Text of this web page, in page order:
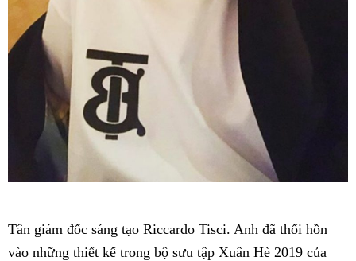
Tân giám đốc sáng tạo Riccardo Tisci. Anh đã thổi hồn
vào những thiết kế trong bộ sưu tập Xuân Hè 2019 của